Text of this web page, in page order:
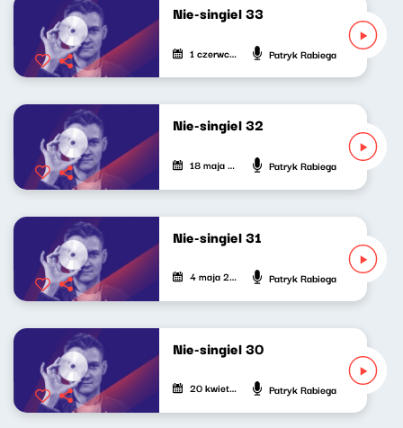
Nie-singiel 33
1 czerwca 2023 Patryk Rabiega
Nie-singiel 32
18 maja 2023 Patryk Rabiega
Nie-singiel 31
4 maja 2023 Patryk Rabiega
Nie-singiel 30
20 kwietnia 2023 Patryk Rabiega